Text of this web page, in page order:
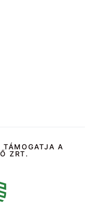
TÁMOGATJA A
ZRT.